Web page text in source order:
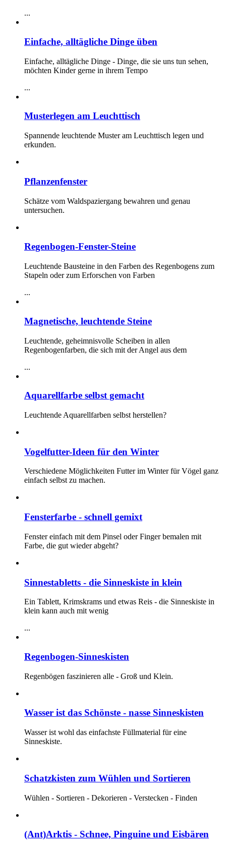
...
Einfache, alltägliche Dinge üben
Einfache, alltägliche Dinge - Dinge, die sie uns tun sehen,
möchten Kinder gerne in ihrem Tempo
...
Musterlegen am Leuchttisch
Spannende leuchtende Muster am Leuchttisch legen und
erkunden.
Pflanzenfenster
Schätze vom Waldspaziergang bewahren und genau
untersuchen.
Regenbogen-Fenster-Steine
Leuchtende Bausteine in den Farben des Regenbogens zum
Stapeln oder zum Erforschen von Farben
...
Magnetische, leuchtende Steine
Leuchtende, geheimnisvolle Scheiben in allen
Regenbogenfarben, die sich mit der Angel aus dem
...
Aquarellfarbe selbst gemacht
Leuchtende Aquarellfarben selbst herstellen?
Vogelfutter-Ideen für den Winter
Verschiedene Möglichkeiten Futter im Winter für Vögel ganz
einfach selbst zu machen.
Fensterfarbe - schnell gemixt
Fenster einfach mit dem Pinsel oder Finger bemalen mit
Farbe, die gut wieder abgeht?
Sinnestabletts - die Sinneskiste in klein
Ein Tablett, Krimskrams und etwas Reis - die Sinneskiste in
klein kann auch mit wenig
...
Regenbogen-Sinneskisten
Regenbögen faszinieren alle - Groß und Klein.
Wasser ist das Schönste - nasse Sinneskisten
Wasser ist wohl das einfachste Füllmaterial für eine
Sinneskiste.
Schatzkisten zum Wühlen und Sortieren
Wühlen - Sortieren - Dekorieren - Verstecken - Finden
(Ant)Arktis - Schnee, Pinguine und Eisbären